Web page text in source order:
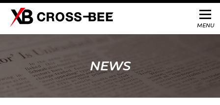
NEWS